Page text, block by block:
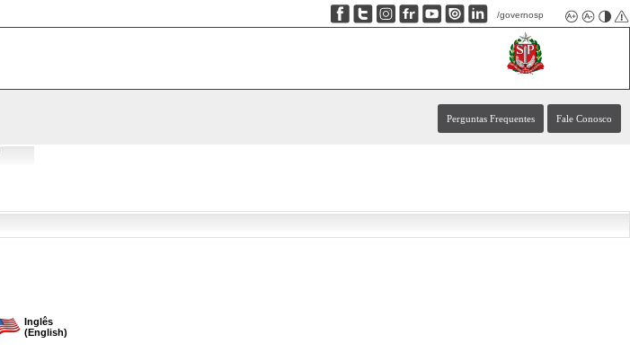
/governosp
Perguntas Frequentes Fale Conosco
Inglês
(English)